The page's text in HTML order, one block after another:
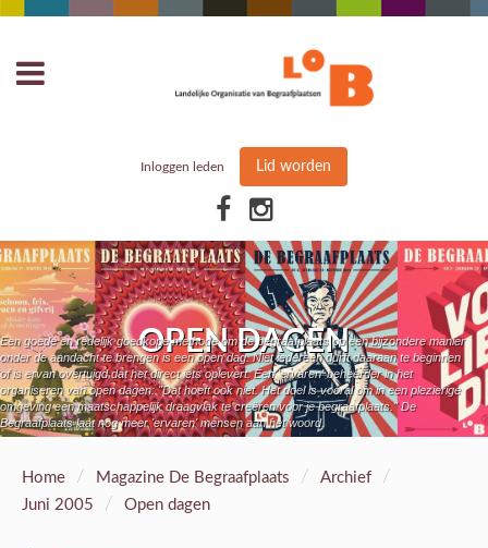
Inloggen leden Lid worden
OPEN DAGEN
Een goede en redelijk goedkope methode om de begraafplaats op een bijzondere manier
onder de aandacht te brengen is een open dag. Niet iedereen durft daaraan te beginnen
of is ervan overtuigd dat het direct iets oplevert. Een 'ervaren' beheerder in het
organiseren van open dagen: "Dat hoeft ook niet. Het doel is vooral om in een plezierige
omgeving een maatschappelijk draagvlak te creëren voor je begraafplaats." De
Begraafplaats laat nog meer 'ervaren' mensen aan het woord.
Home / Magazine De Begraafplaats / Archief /
Juni 2005 / Open dagen